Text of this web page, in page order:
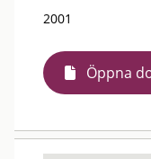
2001
Öppna